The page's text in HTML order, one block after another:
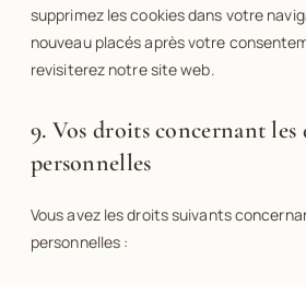
supprimez les cookies dans votre
nouveau placés après votre
revisiterez notre site web.
9. Vos droits concernant les
personnelles
Vous avez les droits suivants
personnelles :